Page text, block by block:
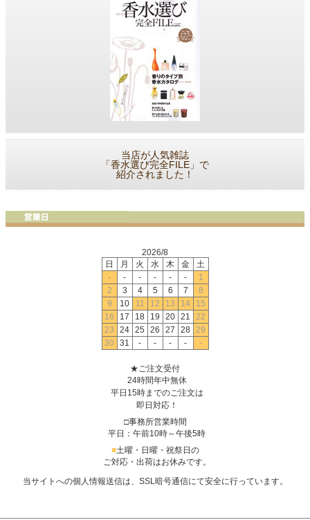
当店が人気雑誌
「香水選び完全FILE」で
紹介されました！
2026/8
日
月 火 水 木 金
土
-
- - - - -
1
2
3 4 5 6 7
8
9
10 11 12 13 14
15
16
17 18 19 20 21
22
23
24 25 26 27 28 29
30
31 - - - - -
★ご注文受付
24時間年中無休
平日15時までのご注文は
即日対応！
□事務所営業時間
平日：午前10時～午後5時
■土曜・日曜・祝祭日の
ご対応・出荷はお休みです。
当サイトへの個人情報送信は、SSL暗号通信にて安全に行っています。